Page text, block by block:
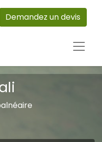
Demandez un devis